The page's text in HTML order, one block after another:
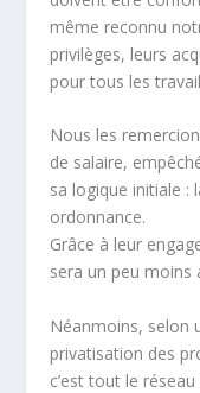
même reconnu
privilèges, leurs
pour tous les
Nous les
de salaire,
sa logique initiale :
ordonnance.
Grâce à leur
sera un peu moins
Néanmoins, selon
privatisation des
c’est tout le